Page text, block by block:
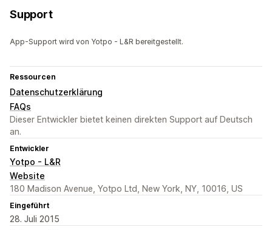
Support
App-Support wird von Yotpo - L&R bereitgestellt.
Ressourcen
Datenschutzerklärung
FAQs
Dieser Entwickler bietet keinen direkten Support auf Deutsch
an.
Entwickler
Yotpo - L&R
Website
180 Madison Avenue, Yotpo Ltd, New York, NY, 10016, US
Eingeführt
28. Juli 2015